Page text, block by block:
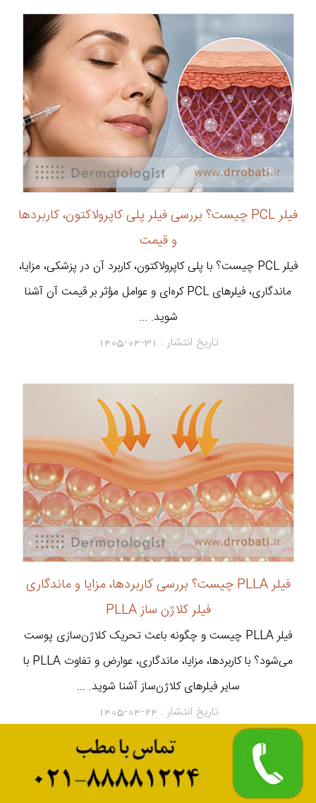
فیلر PCL چیست؟ بررسی فیلر پلی کاپرولاکتون، کاربردها
و قیمت
فیلر PCL چیست؟ با پلی کاپرولاکتون، کاربرد آن در پزشکی، مزایا،
ماندگاری، فیلرهای PCL کره‌ای و عوامل مؤثر بر قیمت آن آشنا
شوید. ...
تاریخ انتشار : 1405-04-31
فیلر PLLA چیست؟ بررسی کاربردها، مزایا و ماندگاری
فیلر کلاژن ساز PLLA
فیلر PLLA چیست و چگونه باعث تحریک کلاژن‌سازی پوست
می‌شود؟ با کاربردها، مزایا، ماندگاری، عوارض و تفاوت PLLA با
سایر فیلرهای کلاژن‌ساز آشنا شوید. ...
تاریخ انتشار : 1405-04-24